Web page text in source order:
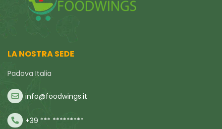
LA NOSTRA SEDE
Padova Italia
info@foodwings.it
+39 *** *********